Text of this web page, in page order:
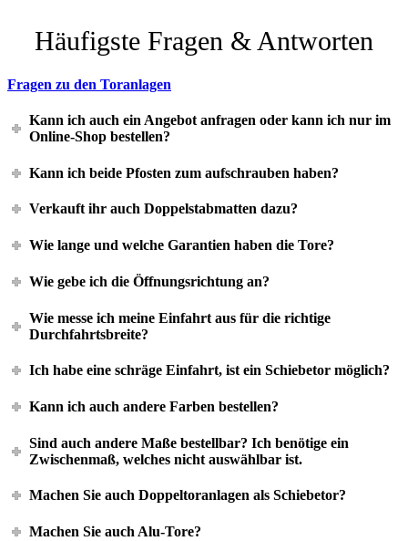
Häufigste Fragen & Antworten
Fragen zu den Toranlagen
Kann ich auch ein Angebot anfragen oder kann ich nur im
Online-Shop bestellen?
Kann ich beide Pfosten zum aufschrauben haben?
Verkauft ihr auch Doppelstabmatten dazu?
Wie lange und welche Garantien haben die Tore?
Wie gebe ich die Öffnungsrichtung an?
Wie messe ich meine Einfahrt aus für die richtige
Durchfahrtsbreite?
Ich habe eine schräge Einfahrt, ist ein Schiebetor möglich?
Kann ich auch andere Farben bestellen?
Sind auch andere Maße bestellbar? Ich benötige ein
Zwischenmaß, welches nicht auswählbar ist.
Machen Sie auch Doppeltoranlagen als Schiebetor?
Machen Sie auch Alu-Tore?